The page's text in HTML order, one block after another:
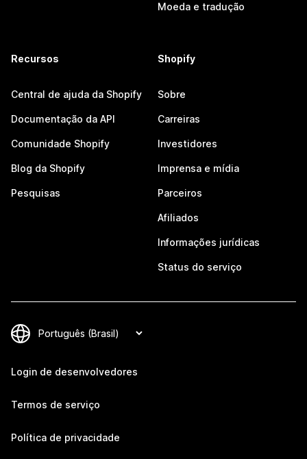
Moeda e tradução
Recursos
Central de ajuda da Shopify
Documentação da API
Comunidade Shopify
Blog da Shopify
Pesquisas
Shopify
Sobre
Carreiras
Investidores
Imprensa e mídia
Parceiros
Afiliados
Informações jurídicas
Status do serviço
Login de desenvolvedores
Termos de serviço
Política de privacidade